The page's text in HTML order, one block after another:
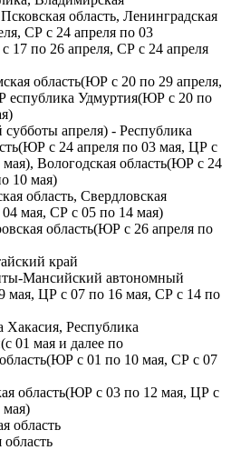
область, Ленинградская
СР с 24 апреля по 03
17 по 26 апреля, СР с 24 апреля
область(ЮР с 20 по 29 апреля,
еспублика Удмуртия(ЮР с 20 по
апреля) - Республика
с 24 апреля по 03 мая, ЦР с
Вологодская область(ЮР с 24
10 мая)
область, Свердловская
мая, СР с 05 по 14 мая)
область(ЮР с 26 апреля по
край
Мансийский автономный
мая, ЦР с 07 по 16 мая, СР с 14 по
Хакасия, Республика
01 мая и далее по
с 01 по 10 мая, СР с 07
область(ЮР с 03 по 12 мая, ЦР с
мая)
область